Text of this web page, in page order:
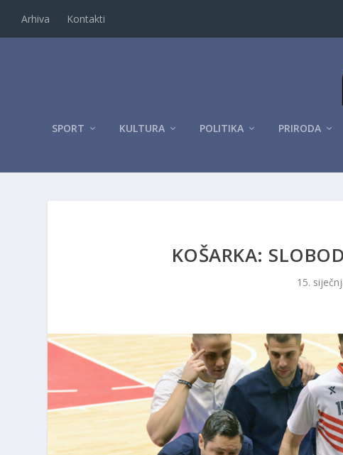
Arhiva Kontakti
SPORT KULTURA POLITIKA PRIRODA
KOŠARKA:
15.